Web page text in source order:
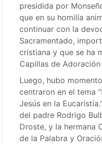
presidida por
que en su homilía
continuar con la
Sacramentado,
cristiana y que se ha
Capillas de
Luego, hubo
centraron en el tema
Jesús en la
del padre Rodrigo
Droste, y la hermana
de la Palabra y